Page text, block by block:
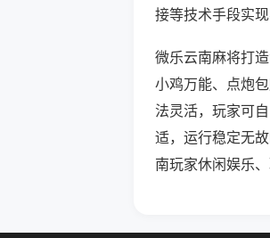
接等技术手段实现
微乐云南麻将打
小鸡万能、点炮
法灵活，玩家可
适，运行稳定无
南玩家休闲娱乐